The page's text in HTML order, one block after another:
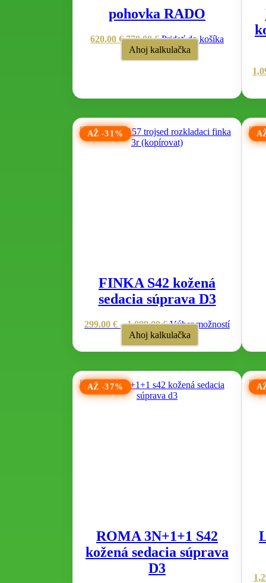
pohovka RADO
620.00 € 770.00€ Pridať do košíka
Ahoj kalkulačka
AŽ -31%
FINKA S42 kožená
sedacia súprava D3
299.00 € – 1,099.00€Price
range:
299.00 €
Výber možnostíTento
má
Možnosti
môžete
Ahoj kalkulačka
AŽ -37%
ROMA 3N+1+1 S42
kožená sedacia súprava
D3